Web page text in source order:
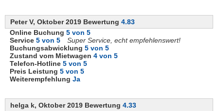
Peter V, Oktober 2019 Bewertung 4.83
Online Buchung 5 von 5
Service 5 von 5
Super Service, echt empfehlenswert!
Buchungsabwicklung 5 von 5
Zustand vom Mietwagen 4 von 5
Telefon-Hotline 5 von 5
Preis Leistung 5 von 5
Weiterempfehlung Ja
helga k, Oktober 2019 Bewertung 4.33